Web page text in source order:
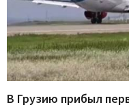
В Грузию прибыл